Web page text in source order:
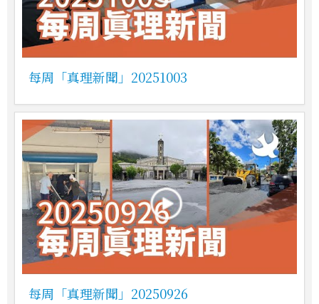
每周「真理新聞」20251003
每周「真理新聞」20250926